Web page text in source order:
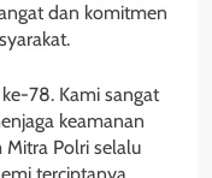
dan komitmen
78. Kami sangat
keamanan
Polri selalu